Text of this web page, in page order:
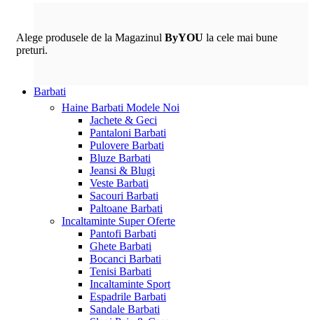
Alege produsele de la Magazinul ByYOU la cele mai bune
preturi.
Barbati
Haine Barbati Modele Noi
Jachete & Geci
Pantaloni Barbati
Pulovere Barbati
Bluze Barbati
Jeansi & Blugi
Veste Barbati
Sacouri Barbati
Paltoane Barbati
Incaltaminte Super Oferte
Pantofi Barbati
Ghete Barbati
Bocanci Barbati
Tenisi Barbati
Incaltaminte Sport
Espadrile Barbati
Sandale Barbati